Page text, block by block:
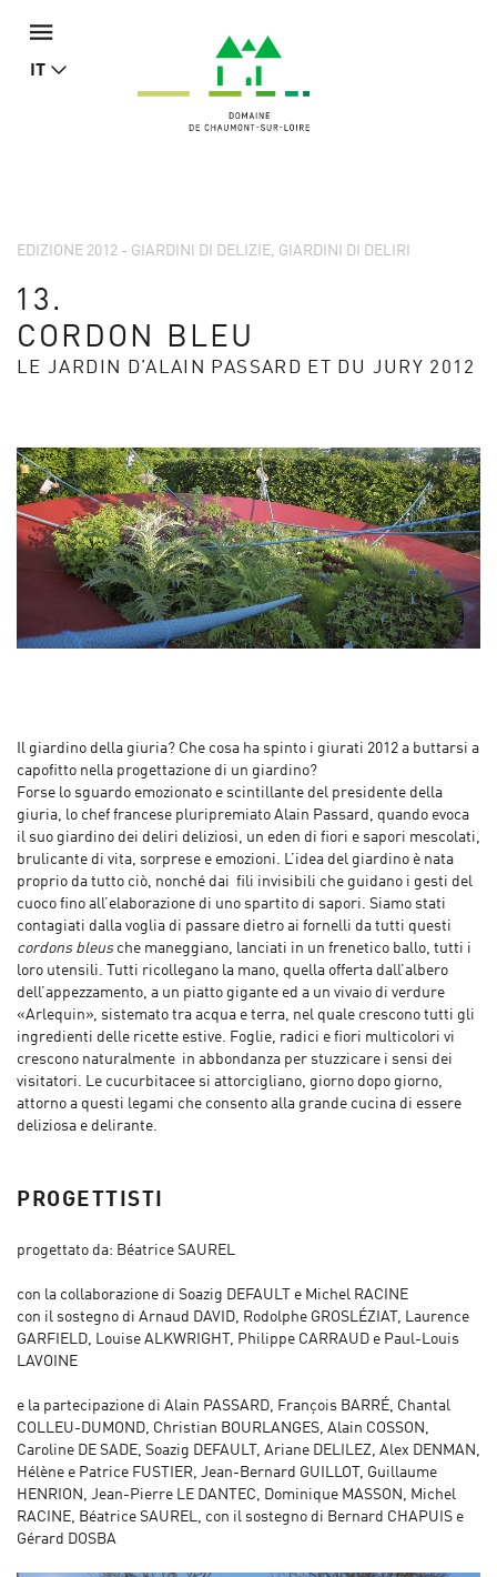
IT
EDIZIONE 2012 - GIARDINI DI DELIZIE, GIARDINI DI DELIRI
13.
CORDON BLEU
LE JARDIN D’ALAIN PASSARD ET DU JURY 2012
Il giardino della giuria? Che cosa ha spinto i giurati 2012 a buttarsi a
capofitto nella progettazione di un giardino?
Forse lo sguardo emozionato e scintillante del presidente della
giuria, lo chef francese pluripremiato Alain Passard, quando evoca
il suo giardino dei deliri deliziosi, un eden di fiori e sapori mescolati,
brulicante di vita, sorprese e emozioni. L’idea del giardino è nata
proprio da tutto ciò, nonché dai fili invisibili che guidano i gesti del
cuoco fino all’elaborazione di uno spartito di sapori. Siamo stati
contagiati dalla voglia di passare dietro ai fornelli da tutti questi
cordons bleusche maneggiano, lanciati in un frenetico ballo, tutti i
loro utensili. Tutti ricollegano la mano, quella offerta dall’albero
dell’appezzamento, a un piatto gigante ed a un vivaio di verdure
«Arlequin», sistemato tra acqua e terra, nel quale crescono tutti gli
ingredienti delle ricette estive. Foglie, radici e fiori multicolori vi
crescono naturalmente in abbondanza per stuzzicare i sensi dei
visitatori. Le cucurbitacee si attorcigliano, giorno dopo giorno,
attorno a questi legami che consento alla grande cucina di essere
deliziosa e delirante.
PROGETTISTI
progettato da: Béatrice SAUREL
con la collaborazione di Soazig DEFAULT e Michel RACINE
con il sostegno di Arnaud DAVID, Rodolphe GROSLÉZIAT, Laurence
GARFIELD, Louise ALKWRIGHT, Philippe CARRAUD e Paul-Louis
LAVOINE
e la partecipazione di Alain PASSARD, François BARRÉ, Chantal
COLLEU-DUMOND, Christian BOURLANGES, Alain COSSON,
Caroline DE SADE, Soazig DEFAULT, Ariane DELILEZ, Alex DENMAN,
Hélène e Patrice FUSTIER, Jean-Bernard GUILLOT, Guillaume
HENRION, Jean-Pierre LE DANTEC, Dominique MASSON, Michel
RACINE, Béatrice SAUREL, con il sostegno di Bernard CHAPUIS e
Gérard DOSBA